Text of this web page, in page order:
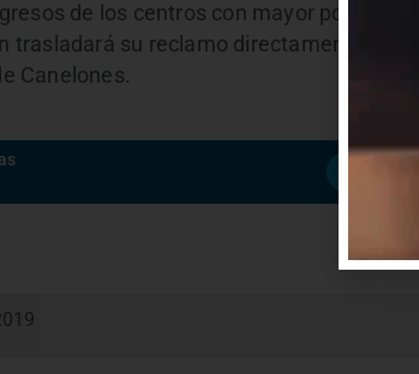
de los centros con mayor
trasladará su reclamo directamente a la
Canelones.